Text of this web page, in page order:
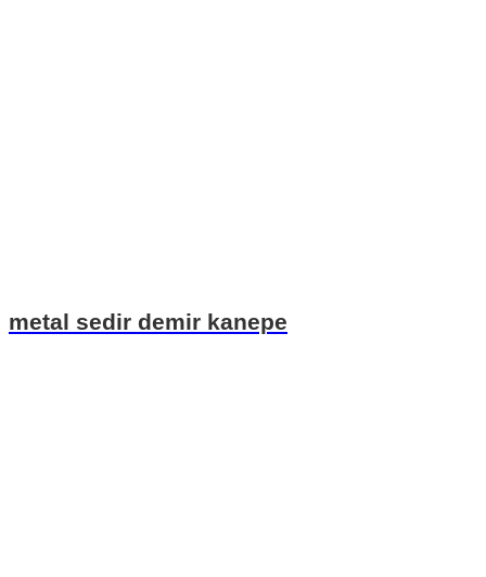
metal sedir demir kanepe